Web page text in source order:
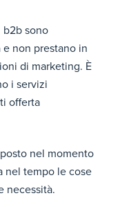
sono
non prestano in
di marketing. È
i servizi
offerta
nel momento
nel tempo le cose
necessità.